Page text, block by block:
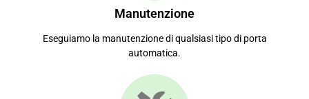
Manutenzione
Eseguiamo la manutenzione di qualsiasi tipo di porta
automatica.